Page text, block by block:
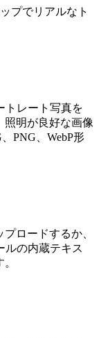
プでリアルなト
トレート写真を
照明が良好な画像
PNG、WebP形
ロードするか、
ルの内蔵テキス